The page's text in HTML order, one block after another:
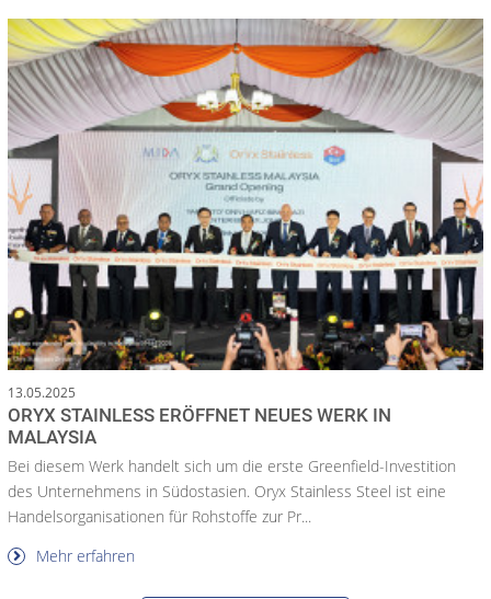
13.05.2025
ORYX STAINLESS ERÖFFNET NEUES WERK IN
MALAYSIA
Bei diesem Werk handelt sich um die erste Greenfield-Investition
des Unternehmens in Südostasien. Oryx Stainless Steel ist eine
Handelsorganisationen für Rohstoffe zur Pr...
Mehr erfahren